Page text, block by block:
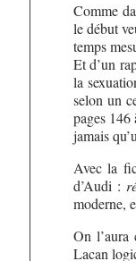
Comme
le début
temps
Et d’un
la
selon un
pages
jamais
Avec la
d’Audi :
moderne,
On l’aura
Lacan